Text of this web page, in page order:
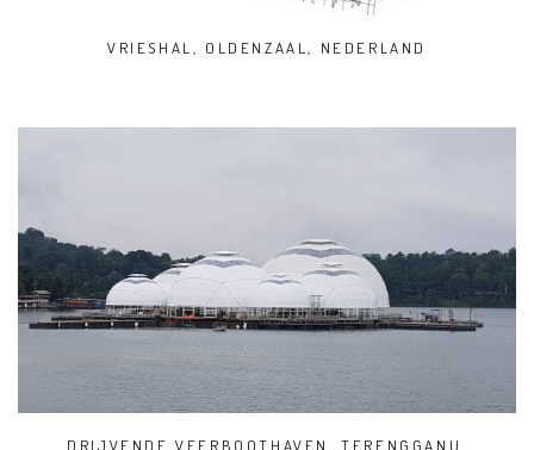
VRIESHAL, OLDENZAAL, NEDERLAND
DRIJVENDE VEERBOOTHAVEN, TERENGGANU,